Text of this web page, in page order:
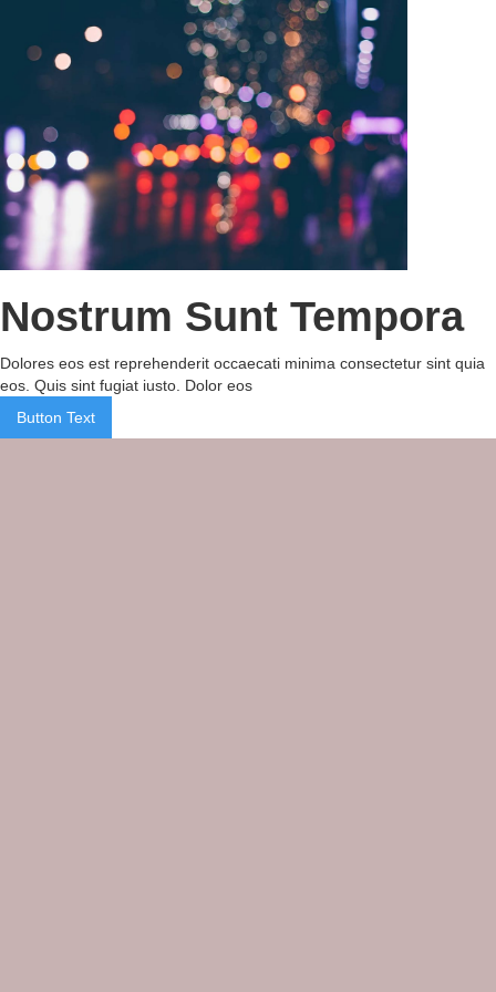
Nostrum Sunt Tempora
Dolores eos est reprehenderit occaecati minima consectetur sint quia
eos. Quis sint fugiat iusto. Dolor eos
Button Text